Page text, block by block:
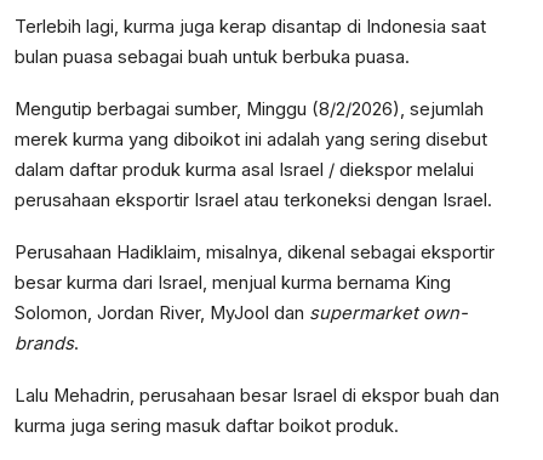
Terlebih lagi, kurma juga kerap disantap di Indonesia saat
bulan puasa sebagai buah untuk berbuka puasa.
Mengutip berbagai sumber, Minggu (8/2/2026), sejumlah
merek kurma yang diboikot ini adalah yang sering disebut
dalam daftar produk kurma asal Israel / diekspor melalui
perusahaan eksportir Israel atau terkoneksi dengan Israel.
Perusahaan Hadiklaim, misalnya, dikenal sebagai eksportir
besar kurma dari Israel, menjual kurma bernama King
Solomon, Jordan River, MyJool dan supermarket own-
brands.
Lalu Mehadrin, perusahaan besar Israel di ekspor buah dan
kurma juga sering masuk daftar boikot produk.